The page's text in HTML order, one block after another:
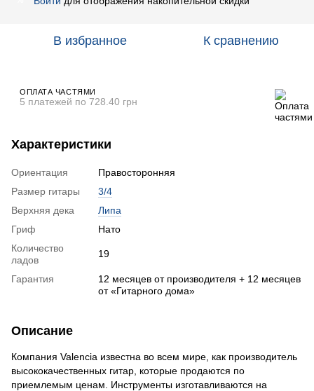
В избранное К сравнению
ОПЛАТА ЧАСТЯМИ
5 платежей по 728.40 грн
Характеристики
Ориентация
Правосторонняя
Размер гитары
3/4
Верхняя дека
Липа
Гриф
Нато
Количество
ладов
19
Гарантия
12 месяцев от производителя + 12 месяцев
от «Гитарного дома»
Описание
Компания Valencia известна во всем мире, как производитель
высококачественных гитар, которые продаются по
приемлемым ценам. Инструменты изготавливаются на